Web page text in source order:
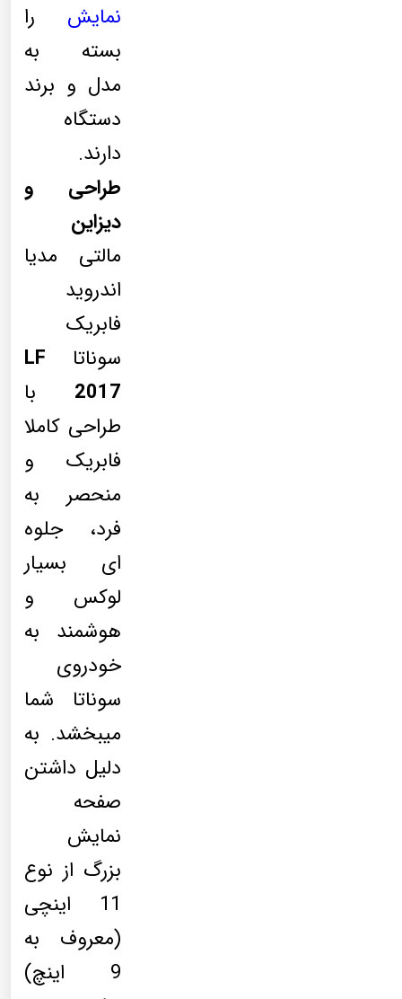
نمایش را
بسته به
مدل و برند
دستگاه
دارند.
طراحی و
دیزاین
مالتی مدیا
اندروید
فابریک
سوناتا LF
2017 با
طراحی کاملا
فابریک و
منحصر به
فرد، جلوه
ای بسیار
لوکس و
هوشمند به
خودروی
سوناتا شما
میبخشد. به
دلیل داشتن
صفحه
نمایش
بزرگ از نوع
11 اینچی
(معروف به
9 اینچ)